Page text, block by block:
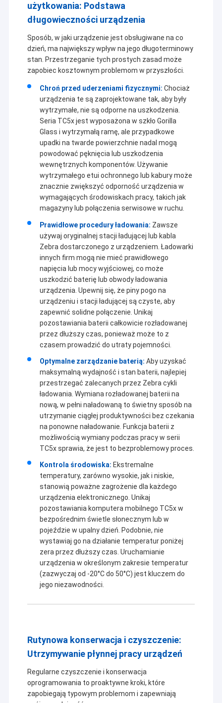
Dom
Produkty
O nas
użytkowania: Podstawa
długowieczności urządzenia
Sposób, w jaki urządzenie jest obsługiwane na co
dzień, ma największy wpływ na jego długoterminowy
stan. Przestrzeganie tych prostych zasad może
zapobiec kosztownym problemom w przyszłości.
Chroń przed uderzeniami fizycznymi: Chociaż
urządzenia te są zaprojektowane tak, aby były
wytrzymałe, nie są odporne na uszkodzenia.
Seria TC5x jest wyposażona w szkło Gorilla
Glass i wytrzymałą ramę, ale przypadkowe
upadki na twarde powierzchnie nadal mogą
powodować pęknięcia lub uszkodzenia
wewnętrznych komponentów. Używanie
wytrzymałego etui ochronnego lub kabury może
znacznie zwiększyć odporność urządzenia w
wymagających środowiskach pracy, takich jak
magazyny lub połączenia serwisowe w ruchu.
Prawidłowe procedury ładowania: Zawsze
używaj oryginalnej stacji ładującej lub kabla
Zebra dostarczonego z urządzeniem. Ładowarki
innych firm mogą nie mieć prawidłowego
napięcia lub mocy wyjściowej, co może
uszkodzić baterię lub obwody ładowania
urządzenia. Upewnij się, że piny pogo na
urządzeniu i stacji ładującej są czyste, aby
zapewnić solidne połączenie. Unikaj
pozostawiania baterii całkowicie rozładowanej
przez dłuższy czas, ponieważ może to z
czasem prowadzić do utraty pojemności.
Optymalne zarządzanie baterią: Aby uzyskać
maksymalną wydajność i stan baterii, najlepiej
przestrzegać zalecanych przez Zebra cykli
ładowania. Wymiana rozładowanej baterii na
nową, w pełni naładowaną to świetny sposób na
utrzymanie ciągłej produktywności bez czekania
na ponowne naładowanie. Funkcja baterii z
możliwością wymiany podczas pracy w serii
TC5x sprawia, że jest to bezproblemowy proces.
Kontrola środowiska: Ekstremalne
temperatury, zarówno wysokie, jak i niskie,
stanowią poważne zagrożenie dla każdego
urządzenia elektronicznego. Unikaj
pozostawiania komputera mobilnego TC5x w
bezpośrednim świetle słonecznym lub w
pojeździe w upalny dzień. Podobnie, nie
wystawiaj go na działanie temperatur poniżej
zera przez dłuższy czas. Uruchamianie
urządzenia w określonym zakresie temperatur
(zazwyczaj od -20°C do 50°C) jest kluczem do
jego niezawodności.
Rutynowa konserwacja i czyszczenie:
Utrzymywanie płynnej pracy urządzeń
Regularne czyszczenie i konserwacja
oprogramowania to proaktywne kroki, które
zapobiegają typowym problemom i zapewniają
Od 2018 roku oferujemy szeroką gamę produktów od skanera
kodów kreskowych po akcesoria do komputerów.
LCD,kabel elastyczny, okładki, klawiatura, aparat fotograficzny,
egzoszkielet,ładowarki,baterie,adapter zasilania itp. dla
urządzeń PDA marki Zebra,Honeywell,Datalogic itp.Wszystkie w